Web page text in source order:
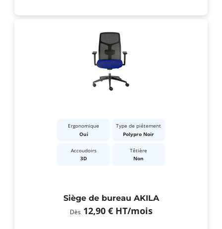
Ergonomique
Oui
Type de piétement
Polypro Noir
Accoudoirs
3D
Têtière
Non
Siège de bureau AKILA
Dès 12,90 € HT/mois